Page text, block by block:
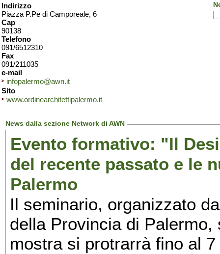
Indirizzo
Piazza P.Pe di Camporeale, 6
Cap
90138
Telefono
091/6512310
Fax
091/211035
e-mail
infopalermo@awn.it
Sito
www.ordinearchitettipalermo.it
News dalla sezione Network di AWN
Evento formativo: "Il
del recente passato e le
Palermo
Il seminario, organizzato
della Provincia di
mostra si protrarrà fino al